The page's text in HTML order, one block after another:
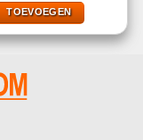
€12,99.
TOEVOEGEN